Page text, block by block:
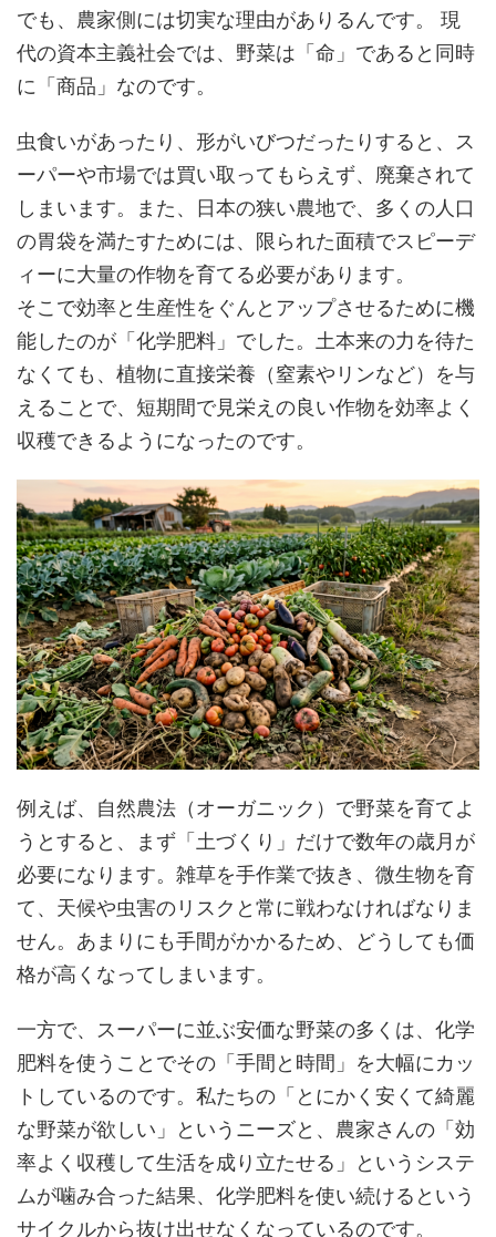
でも、農家側には切実な理由がありるんです。 現
代の資本主義社会では、野菜は「命」であると同時
に「商品」なのです。
虫食いがあったり、形がいびつだったりすると、ス
ーパーや市場では買い取ってもらえず、廃棄されて
しまいます。また、日本の狭い農地で、多くの人口
の胃袋を満たすためには、限られた面積でスピーデ
ィーに大量の作物を育てる必要があります。
そこで効率と生産性をぐんとアップさせるために機
能したのが「化学肥料」でした。土本来の力を待た
なくても、植物に直接栄養（窒素やリンなど）を与
えることで、短期間で見栄えの良い作物を効率よく
収穫できるようになったのです。
例えば、自然農法（オーガニック）で野菜を育てよ
うとすると、まず「土づくり」だけで数年の歳月が
必要になります。雑草を手作業で抜き、微生物を育
て、天候や虫害のリスクと常に戦わなければなりま
せん。あまりにも手間がかかるため、どうしても価
格が高くなってしまいます。
一方で、スーパーに並ぶ安価な野菜の多くは、化学
肥料を使うことでその「手間と時間」を大幅にカッ
トしているのです。私たちの「とにかく安くて綺麗
な野菜が欲しい」というニーズと、農家さんの「効
率よく収穫して生活を成り立たせる」というシステ
ムが噛み合った結果、化学肥料を使い続けるという
サイクルから抜け出せなくなっているのです。